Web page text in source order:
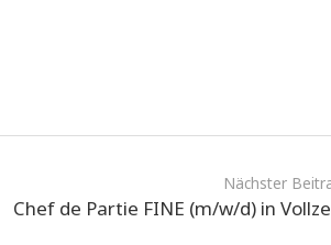
Nächster
Chef de Partie FINE (m/w/d) in